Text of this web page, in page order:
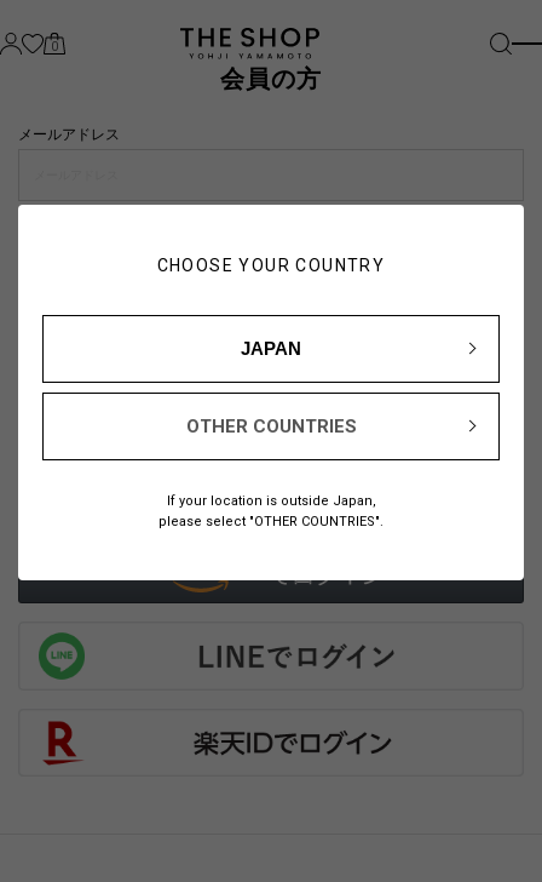
CHOOSE YOUR COUNTRY
JAPAN
OTHER COUNTRIES
If your location is outside Japan,
please select "OTHER COUNTRIES".
0
会員の方
メールアドレス
こちら
または